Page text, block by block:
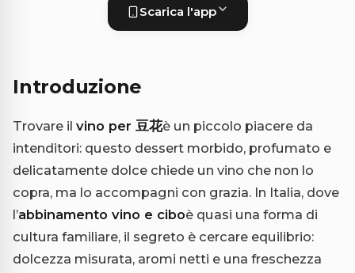
Scarica l'app
Introduzione
Trovare il vino per 豆花è un piccolo piacere da
intenditori: questo dessert morbido, profumato e
delicatamente dolce chiede un vino che non lo
copra, ma lo accompagni con grazia. In Italia, dove
l’abbinamento vino e ciboè quasi una forma di
cultura familiare, il segreto è cercare equilibrio:
dolcezza misurata, aromi netti e una freschezza